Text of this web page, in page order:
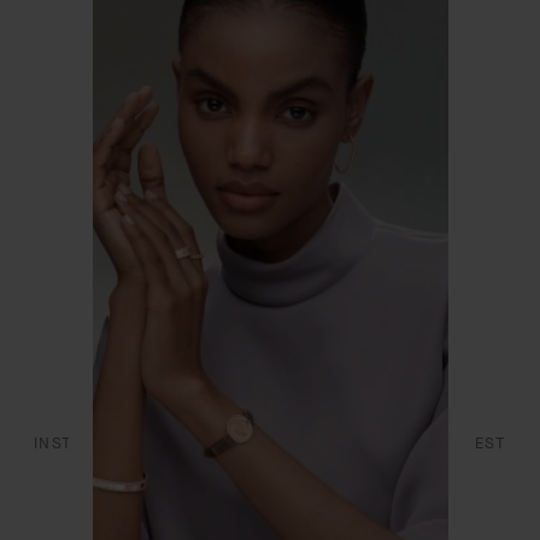
EFFETTUARE UN RESO
SI UNISCA A NOI
FAQ
INSTAGRAM FACEBOOK PINTEREST